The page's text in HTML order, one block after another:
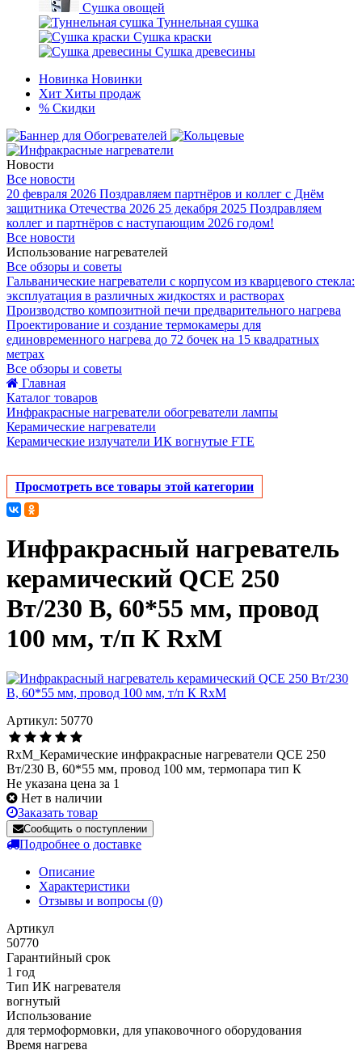
Сушка овощей
Туннельная сушка
Сушка краски
Сушка древесины
Новинка Новинки
Хит Хиты продаж
% Скидки
Новости
Все новости
20 февраля 2026 Поздравляем партнёров и коллег с Днём
защитника Отечества 2026 25 декабря 2025 Поздравляем
коллег и партнёров с наступающим 2026 годом!
Все новости
Использование нагревателей
Все обзоры и советы
Гальванические нагреватели с корпусом из кварцевого стекла:
эксплуатация в различных жидкостях и растворах
Производство композитной печи предварительного нагрева
Проектирование и создание термокамеры для
единовременного нагрева до 72 бочек на 15 квадратных
метрах
Все обзоры и советы
Главная
Каталог товаров
Инфракрасные нагреватели обогреватели лампы
Керамические нагреватели
Керамические излучатели ИК вогнутые FTE
Просмотреть все товары этой категории
Инфракрасный нагреватель
керамический QCE 250
Вт/230 В, 60*55 мм, провод
100 мм, т/п К RxM
Артикул: 50770
RxM_Керамические инфракрасные нагреватели QCE 250
Вт/230 В, 60*55 мм, провод 100 мм, термопара тип К
Не указана цена за 1
Нет в наличии
Заказать товар
Сообщить о поступлении
Подробнее о доставке
Описание
Характеристики
Отзывы и вопросы (0)
Артикул
50770
Гарантийный срок
1 год
Тип ИК нагревателя
вогнутый
Использование
для термоформовки, для упаковочного оборудования
Время нагрева